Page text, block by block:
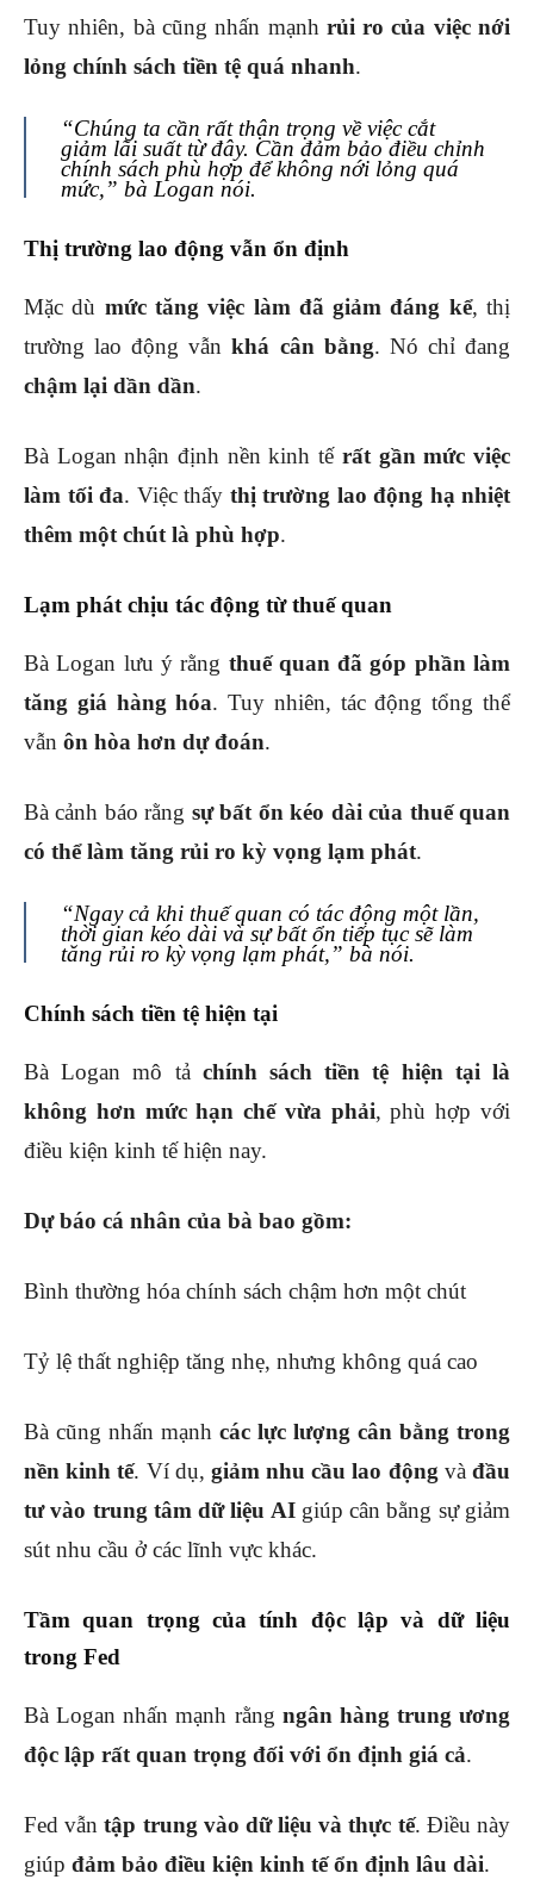
Tuy nhiên, bà cũng nhấn mạnh rủi ro của việc nới
lỏng chính sách tiền tệ quá nhanh.
“Chúng ta cần rất thận trọng về việc cắt
giảm lãi suất từ đây. Cần đảm bảo điều chỉnh
chính sách phù hợp để không nới lỏng quá
mức,” bà Logan nói.
Thị trường lao động vẫn ổn định
Mặc dù mức tăng việc làm đã giảm đáng kể, thị
trường lao động vẫnkhá cân bằng. Nó chỉ đang
chậm lại dần dần.
Bà Logan nhận định nền kinh tế rất gần mức việc
làm tối đa. Việc thấy thị trường lao động hạ nhiệt
thêm một chút là phù hợp.
Lạm phát chịu tác động từ thuế quan
Bà Logan lưu ý rằng thuế quan đã góp phần làm
tăng giá hàng hóa. Tuy nhiên, tác động tổng thể
vẫn ôn hòa hơn dự đoán.
Bà cảnh báo rằng sự bất ổn kéo dài của thuế quan
có thể làm tăng rủi ro kỳ vọng lạm phát.
“Ngay cả khi thuế quan có tác động một lần,
thời gian kéo dài và sự bất ổn tiếp tục sẽ làm
tăng rủi ro kỳ vọng lạm phát,” bà nói.
Chính sách tiền tệ hiện tại
Bà Logan mô tả chính sách tiền tệ hiện tại là
không hơn mức hạn chế vừa phải, phù hợp với
điều kiện kinh tế hiện nay.
Dự báo cá nhân của bà bao gồm:
Bình thường hóa chính sách chậm hơn một chút
Tỷ lệ thất nghiệp tăng nhẹ, nhưng không quá cao
Bà cũng nhấn mạnh các lực lượng cân bằng trong
nền kinh tế. Ví dụ, giảm nhu cầu lao động vàđầu
tư vào trung tâm dữ liệu AIgiúp cân bằng sự giảm
sút nhu cầu ở các lĩnh vực khác.
Tầm quan trọng của tính độc lập và dữ liệu
trong Fed
Bà Logan nhấn mạnh rằng ngân hàng trung ương
độc lập rất quan trọng đối với ổn định giá cả.
Fed vẫntập trung vào dữ liệu và thực tế. Điều này
giúp đảm bảo điều kiện kinh tế ổn định lâu dài.